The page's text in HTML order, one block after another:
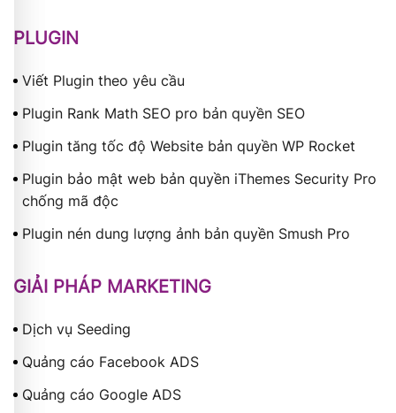
PLUGIN
Viết Plugin theo yêu cầu
Plugin Rank Math SEO pro bản quyền SEO
Plugin tăng tốc độ Website bản quyền WP Rocket
Plugin bảo mật web bản quyền iThemes Security Pro
chống mã độc
Plugin nén dung lượng ảnh bản quyền Smush Pro
GIẢI PHÁP MARKETING
Dịch vụ Seeding
Quảng cáo Facebook ADS
Quảng cáo Google ADS